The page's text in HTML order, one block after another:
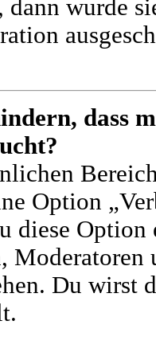
dann wurde
dass
Option
diese
Moderatoren
Du wirst